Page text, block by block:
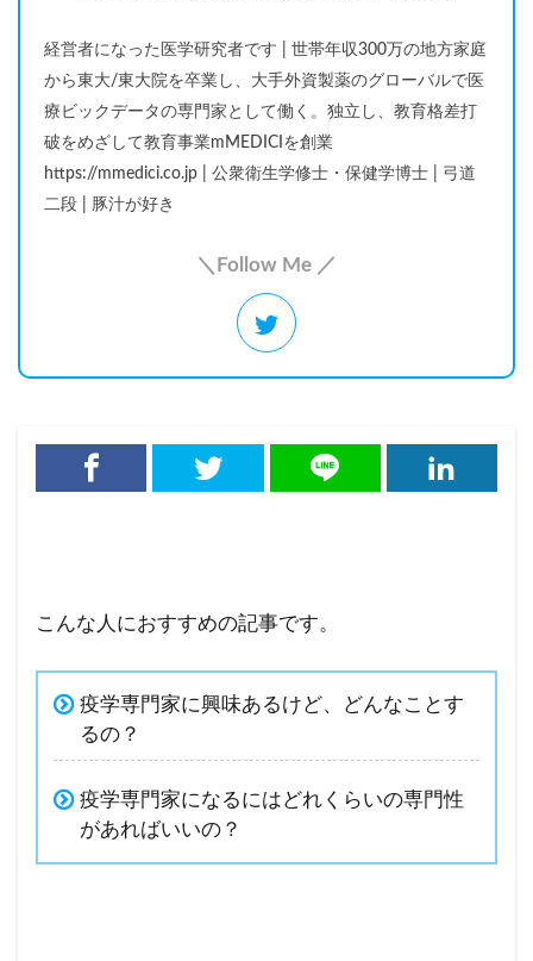
経営者になった医学研究者です | 世帯年収300万の地方家庭
から東大/東大院を卒業し、大手外資製薬のグローバルで医
療ビックデータの専門家として働く。独立し、教育格差打
破をめざして教育事業mMEDICIを創業
https://mmedici.co.jp | 公衆衛生学修士・保健学博士 | 弓道
二段 | 豚汁が好き
＼Follow Me ／
こんな人におすすめの記事です。
疫学専門家に興味あるけど、どんなことす
るの？
疫学専門家になるにはどれくらいの専門性
があればいいの？